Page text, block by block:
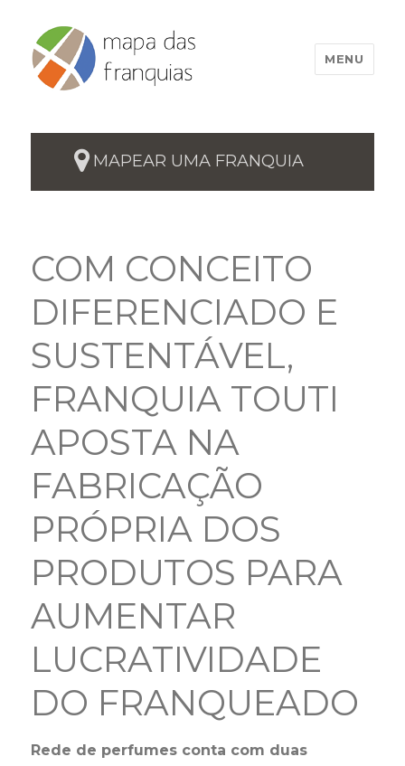
MENU
MAPEAR UMA FRANQUIA
COM CONCEITO
DIFERENCIADO E
SUSTENTÁVEL,
FRANQUIA TOUTI
APOSTA NA
FABRICAÇÃO
PRÓPRIA DOS
PRODUTOS PARA
AUMENTAR
LUCRATIVIDADE
DO FRANQUEADO
Rede de perfumes conta com duas